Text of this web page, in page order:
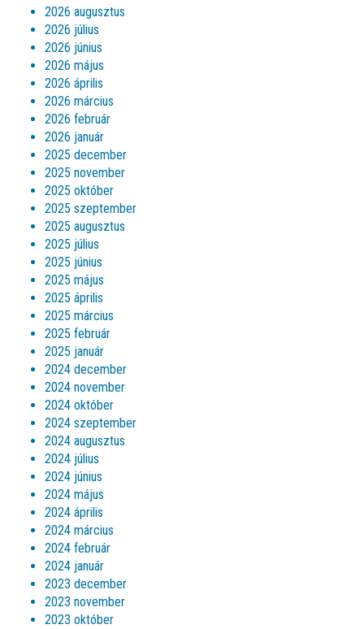
2026 augusztus
2026 július
2026 június
2026 május
2026 április
2026 március
2026 február
2026 január
2025 december
2025 november
2025 október
2025 szeptember
2025 augusztus
2025 július
2025 június
2025 május
2025 április
2025 március
2025 február
2025 január
2024 december
2024 november
2024 október
2024 szeptember
2024 augusztus
2024 július
2024 június
2024 május
2024 április
2024 március
2024 február
2024 január
2023 december
2023 november
2023 október